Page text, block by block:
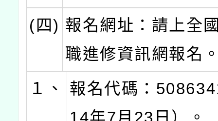
(四) 報名網址：請上全
職進修資訊網報名
１、
報名代碼：
14年7月23日）。